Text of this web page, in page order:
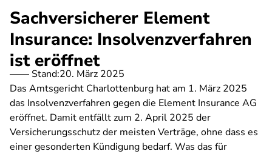
Sachversicherer Element
Insurance: Insolvenzverfahren
ist eröffnet
Stand:20. März 2025
Das Amtsgericht Charlottenburg hat am 1. März 2025
das Insolvenzverfahren gegen die Element Insurance AG
eröffnet. Damit entfällt zum 2. April 2025 der
Versicherungsschutz der meisten Verträge, ohne dass es
einer gesonderten Kündigung bedarf. Was das für